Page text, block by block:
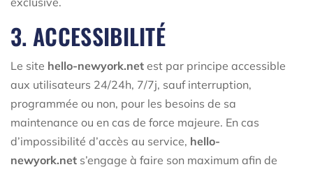
3. ACCESSIBILITÉ
Le site hello-newyork.net est par principe accessible
aux utilisateurs 24/24h, 7/7j, sauf interruption,
programmée ou non, pour les besoins de sa
maintenance ou en cas de force majeure. En cas
d’impossibilité d’accès au service, hello-
newyork.net s’engage à faire son maximum afin de